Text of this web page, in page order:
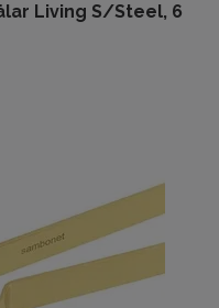
Living S/Steel, 6